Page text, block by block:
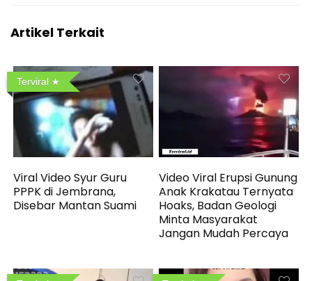
Artikel Terkait
Terviral
Viral Video Syur Guru
PPPK di Jembrana,
Disebar Mantan Suami
Video Viral Erupsi Gunung
Anak Krakatau Ternyata
Hoaks, Badan Geologi
Minta Masyarakat
Jangan Mudah Percaya